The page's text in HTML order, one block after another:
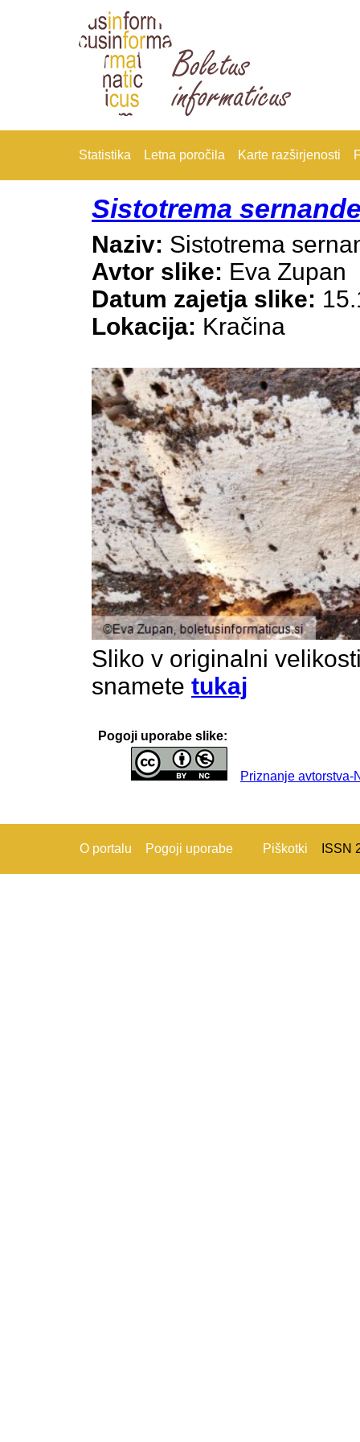
Statistika Letna poročila Karte razširjenosti
Sistotrema
Naziv: Sistotrema
Avtor slike: Eva Zupan
Datum zajetja slike:
Lokacija: Kračina
Sliko v originalni
snamete tukaj
Pogoji uporabe slike:
Priznanje avtorstva-
O portalu Pogoji uporabe Piškotki ISSN